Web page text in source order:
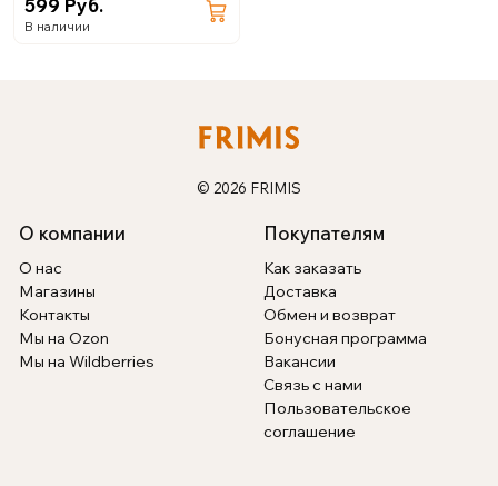
В наличии
© 2026 FRIMIS
О компании
О нас
Магазины
Контакты
Мы на Ozon
Мы на Wildberries
Покупателям
Как заказать
Доставка
Обмен и возврат
Бонусная программа
Вакансии
Связь с нами
Пользовательское
соглашение